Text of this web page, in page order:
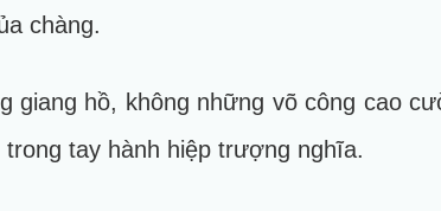
chàng.
giang hồ, không những võ công cao
tay hành hiệp trượng nghĩa.